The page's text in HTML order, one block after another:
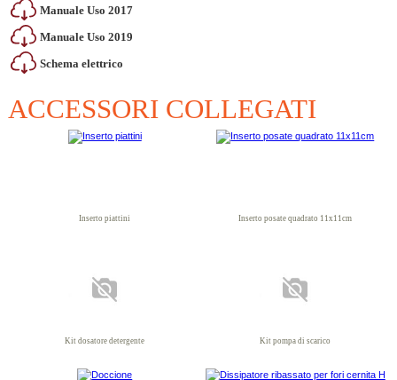
Manuale Uso 2017
Manuale Uso 2019
Schema elettrico
ACCESSORI COLLEGATI
Inserto piattini Inserto posate quadrato 11x11cm
Kit dosatore detergente Kit pompa di scarico